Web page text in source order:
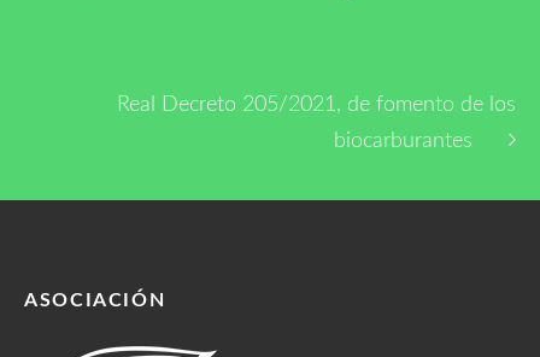
Real Decreto 205/2021, de fomento de los
biocarburantes
ASOCIACIÓN